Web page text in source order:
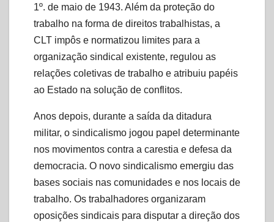
1º. de maio de 1943. Além da proteção do
trabalho na forma de direitos trabalhistas, a
CLT impôs e normatizou limites para a
organização sindical existente, regulou as
relações coletivas de trabalho e atribuiu papéis
ao Estado na solução de conflitos.
Anos depois, durante a saída da ditadura
militar, o sindicalismo jogou papel determinante
nos movimentos contra a carestia e defesa da
democracia. O novo sindicalismo emergiu das
bases sociais nas comunidades e nos locais de
trabalho. Os trabalhadores organizaram
oposições sindicais para disputar a direção dos